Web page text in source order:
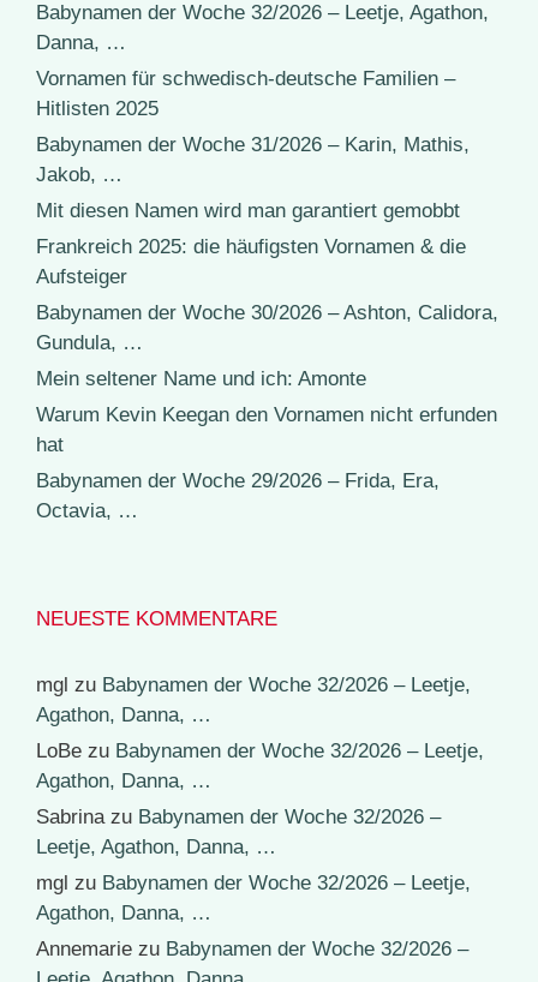
Babynamen der Woche 32/2026 – Leetje, Agathon,
Danna, …
Vornamen für schwedisch-deutsche Familien –
Hitlisten 2025
Babynamen der Woche 31/2026 – Karin, Mathis,
Jakob, …
Mit diesen Namen wird man garantiert gemobbt
Frankreich 2025: die häufigsten Vornamen & die
Aufsteiger
Babynamen der Woche 30/2026 – Ashton, Calidora,
Gundula, …
Mein seltener Name und ich: Amonte
Warum Kevin Keegan den Vornamen nicht erfunden
hat
Babynamen der Woche 29/2026 – Frida, Era,
Octavia, …
NEUESTE KOMMENTARE
mgl zu Babynamen der Woche 32/2026 – Leetje,
Agathon, Danna, …
LoBe zu Babynamen der Woche 32/2026 – Leetje,
Agathon, Danna, …
Sabrinazu Babynamen der Woche 32/2026 –
Leetje, Agathon, Danna, …
mgl zu Babynamen der Woche 32/2026 – Leetje,
Agathon, Danna, …
Annemarie zu Babynamen der Woche 32/2026 –